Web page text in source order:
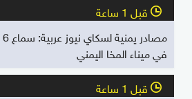
l قبل 1 ساعة
في ميناء المخا اليمني
l قبل 1 ساعة